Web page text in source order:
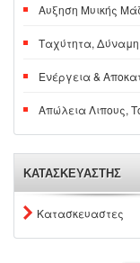
Αυξηση Μυικής
Ταχύτητα, Δύναμη
Ενέργεια &
Απώλεια Λιπους,
ΚΑΤΑΣΚΕΥΑΣΤΗΣ
Κατασκευαστες